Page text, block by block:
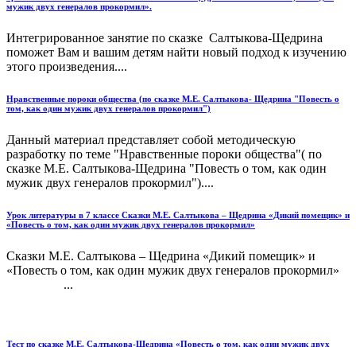
мужик двух генералов прокормил».
Интегрированное занятие по сказке Салтыкова-Щедрина
поможет Вам и вашим детям найти новый подход к изучению
этого произведения....
Нравственные пороки общества (по сказке М.Е. Салтыкова- Щедрина "Повесть о
том, как один мужик двух генералов прокормил")
Данный материал представляет собой методическую
разработку по теме "Нравственные пороки общества"( по
сказке М.Е. Салтыкова-Щедрина "Повесть о том, как один
мужик двух генералов прокормил")....
Урок литературы в 7 классе Сказки М.Е. Салтыкова – Щедрина «Дикий помещик» и
«Повесть о том, как один мужик двух генералов прокормил»
Сказки М.Е. Салтыкова – Щедрина «Дикий помещик» и
«Повесть о том, как один мужик двух генералов прокормил»
...
Тест по сказке М.Е. Салтыкова-Щедрина «Повесть о том, как один мужик двух